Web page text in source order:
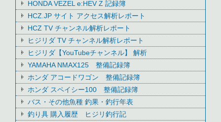
HONDA VEZEL e:HEV Z 記録簿
HCZ.JP サイト アクセス解析レポート
HCZ TV チャンネル解析レポート
ヒジリダ TV チャンネル解析レポート
ヒジリダ【YouTubeチャンネル】 解析
YAMAHA NMAX125 整備記録簿
ホンダ アコードワゴン 整備記録簿
ホンダ スペイシー100 整備記録簿
バス・その他魚種 釣果・釣行年表
釣り具 購入履歴 ヒジリ釣行記